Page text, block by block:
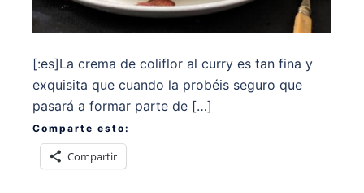
[:es]La crema de coliflor al curry es tan fina y
exquisita que cuando la probéis seguro que
pasará a formar parte de […]
Comparte esto:
Compartir